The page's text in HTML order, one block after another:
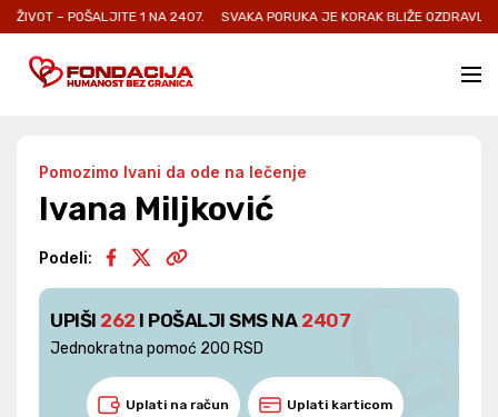
POŠALJITE 1 NA 2407. SVAKA PORUKA JE KORAK BLIŽE OZDRAVLJENJU I
Pomozimo Ivani da ode na lečenje
Ivana Miljković
Podeli:
UPIŠI 262 I POŠALJI SMS NA 2407
Jednokratna pomoć 200 RSD
Uplati na račun Uplati karticom